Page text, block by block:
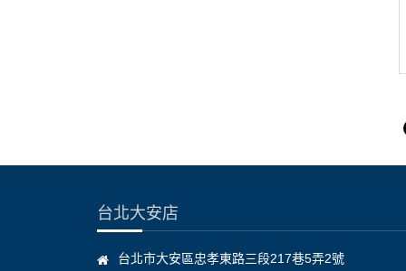
台北大安店
台北市大安區忠孝東路三段217巷5弄2號